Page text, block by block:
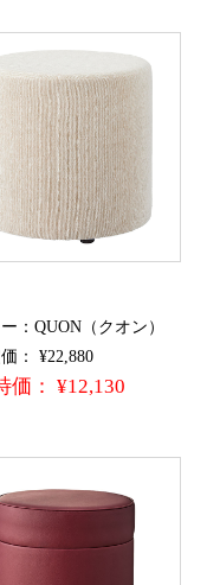
：QUON（クオン）
： ¥22,880
価： ¥12,130